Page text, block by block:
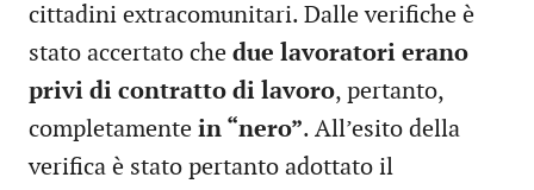
cittadini extracomunitari. Dalle verifiche è
stato accertato che due lavoratori erano
privi di contratto di lavoro, pertanto,
completamente in “nero”. All’esito della
verifica è stato pertanto adottato il